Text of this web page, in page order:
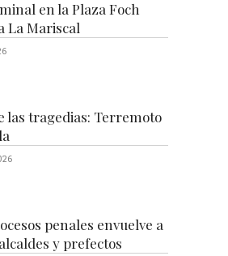
en la Plaza Foch
La Mariscal
las tragedias: Terremoto
penales envuelve a
y prefectos